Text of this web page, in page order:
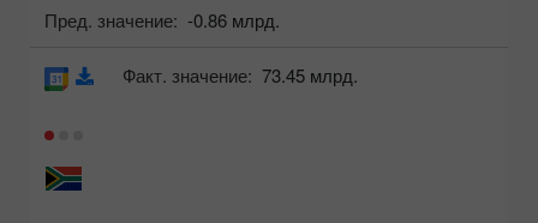
Пред. значение: -0.86 млрд.
Факт. значение: 73.45 млрд.